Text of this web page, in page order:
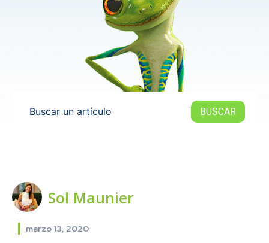
Buscar un artículo BUSCAR
Sol Maunier
marzo 13, 2020